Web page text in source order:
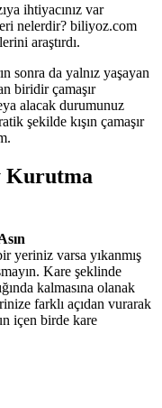
ihtiyacınız var
nelerdir? biliyoz.com
araştırdı.
sonra da yalnız yaşayan
biridir çamaşır
alacak durumunuz
şekilde kışın çamaşır
Kurutma
yeriniz varsa yıkanmış
Kare şeklinde
kalmasına olanak
farklı açıdan vurarak
içen birde kare